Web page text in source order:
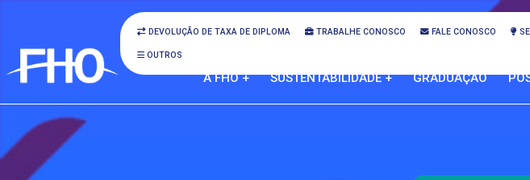
DEVOLUÇÃO DE TAXA DE DIPLOMA TRABALHE CONOSCO FALE CONOSCO
OUTROS
A FHO + SUSTENTABILIDADE + GRADUAÇÃO